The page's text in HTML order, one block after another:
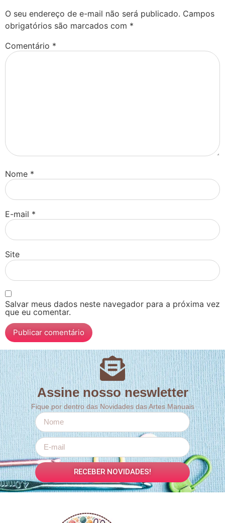
O seu endereço de e-mail não será publicado. Campos
obrigatórios são marcados com *
Comentário *
Nome *
E-mail *
Site
Salvar meus dados neste navegador para a próxima vez
que eu comentar.
Assine nosso neswletter
Fique por dentro das Novidades das Artes Manuais
RECEBER NOVIDADES!